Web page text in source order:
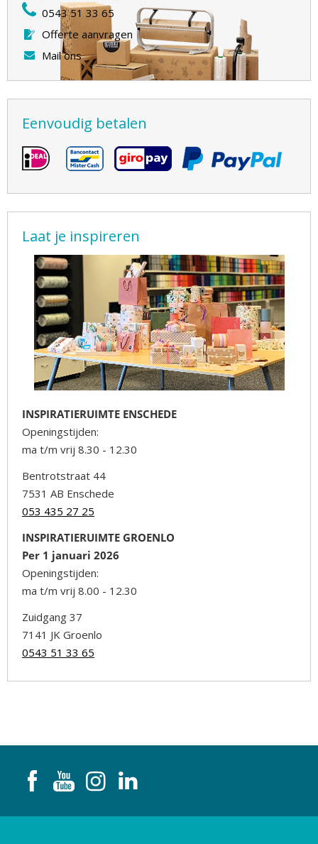
0543 51 33 65
Offerte aanvragen
Mail ons
Eenvoudig betalen
Laat je inspireren
INSPIRATIERUIMTE ENSCHEDE
Openingstijden:
ma t/m vrij 8.30 - 12.30
Bentrotstraat 44
7531 AB Enschede
053 435 27 25
INSPIRATIERUIMTE GROENLO
Per 1 januari 2026
Openingstijden:
ma t/m vrij 8.00 - 12.30
Zuidgang 37
7141 JK Groenlo
0543 51 33 65